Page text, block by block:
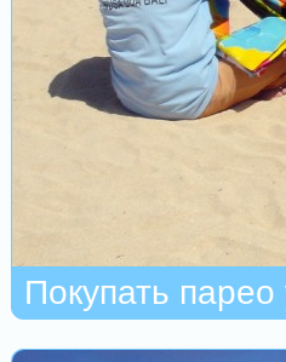
Покупать